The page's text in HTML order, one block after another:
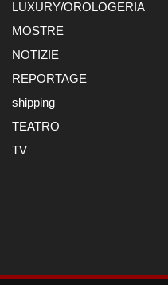
LUXURY/OROLOGERIA
MOSTRE
NOTIZIE
REPORTAGE
shipping
TEATRO
TV